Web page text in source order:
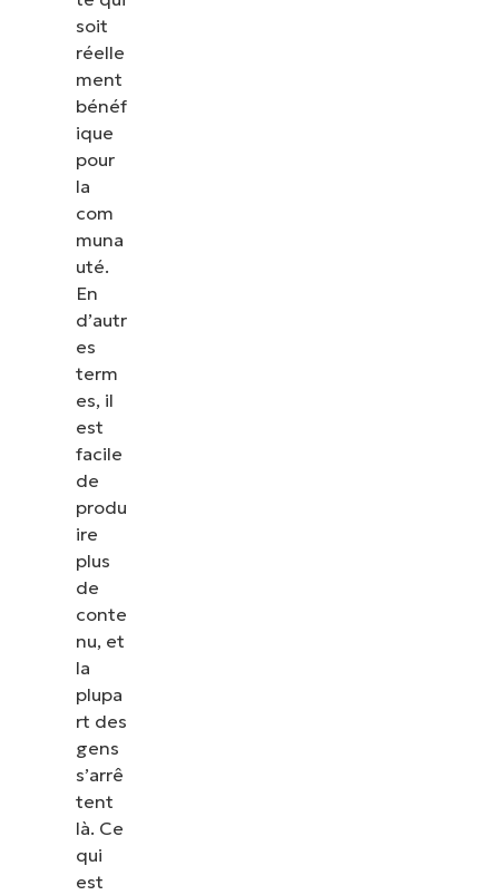
soit
réelle
ment
bénéf
ique
pour
la
com
muna
uté.
En
d’autr
es
term
es, il
est
facile
de
produ
ire
plus
de
conte
nu, et
la
plupa
rt des
gens
s’arrê
tent
là. Ce
qui
est